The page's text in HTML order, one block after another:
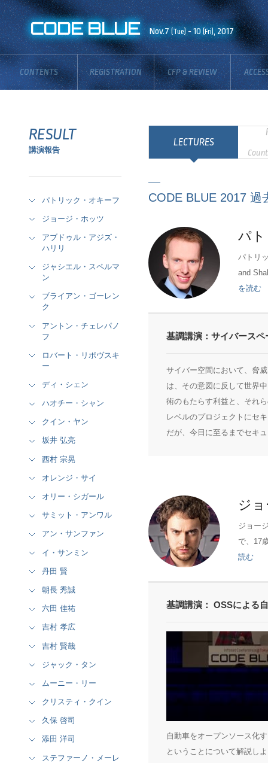
CODE BLUE Nov.7 (Tue)- 10(Fri), 2017
CONTENTS REGISTRATION CFP & REVIEW
RESULT
講演報告
パトリック・オキーフ
ジョージ・ホッツ
アブドゥル・アジズ・
ハリリ
ジャシエル・スペルマ
ン
ブライアン・ゴーレン
ク
アントン・チェレパノ
フ
ロバート・リポヴスキ
ー
ディ・シェン
ハオチー・シャン
クイン・ヤン
坂井 弘亮
西村 宗晃
オレンジ・サイ
オリー・シガール
サミット・アンワル
アン・サンファン
イ・サンミン
丹田 賢
朝長 秀誠
六田 佳祐
吉村 孝広
吉村 賢哉
ジャック・タン
ムーニー・リー
クリスティ・クイン
久保 啓司
添田 洋司
ステファーノ・メーレ
LECTURES
CODE BLUE 2017 過
パ
パトリ
and
を読む
基調講演：サイバース
サイバー空間において、脅
は、その意図に反して世界
術のもたらす利益と、それ
レベルのプロジェクトにセ
だが、今日に至るまでセキ
ジ
ジョー
で、17
読む
基調講演： OSSによる
自動車をオープンソース化
ということについて解説し